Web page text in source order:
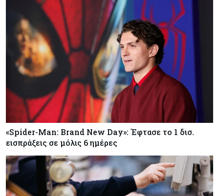
«Spider-Man: Brand New Day»: Έφτασε το 1 δισ.
εισπράξεις σε μόλις 6 ημέρες